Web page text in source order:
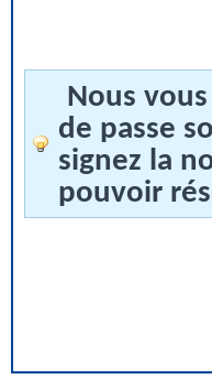
Nous
de passe
signez la
pouvoir